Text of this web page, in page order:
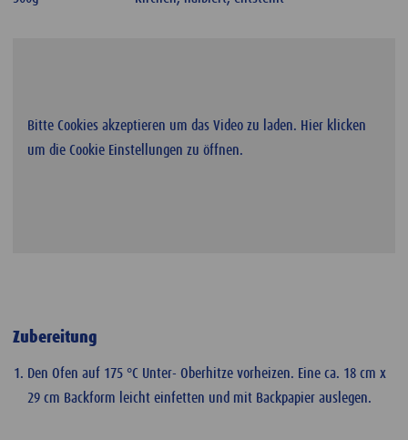
Bitte Cookies akzeptieren um das Video zu laden. Hier klicken
um die Cookie Einstellungen zu öffnen.
Zubereitung
Den Ofen auf 175 °C Unter- Oberhitze vorheizen. Eine ca. 18 cm x
29 cm Backform leicht einfetten und mit Backpapier auslegen.